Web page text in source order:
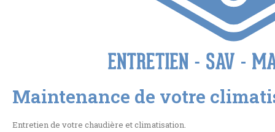
Maintenance de votre
Entretien de votre chaudière et climatisation.